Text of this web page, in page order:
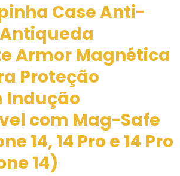
Case Anti-
Armor Magnética
Proteção
Indução
com Mag-Safe
14, 14 Pro e 14 Pro
14)